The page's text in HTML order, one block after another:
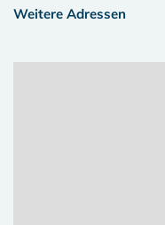
Weitere Adressen